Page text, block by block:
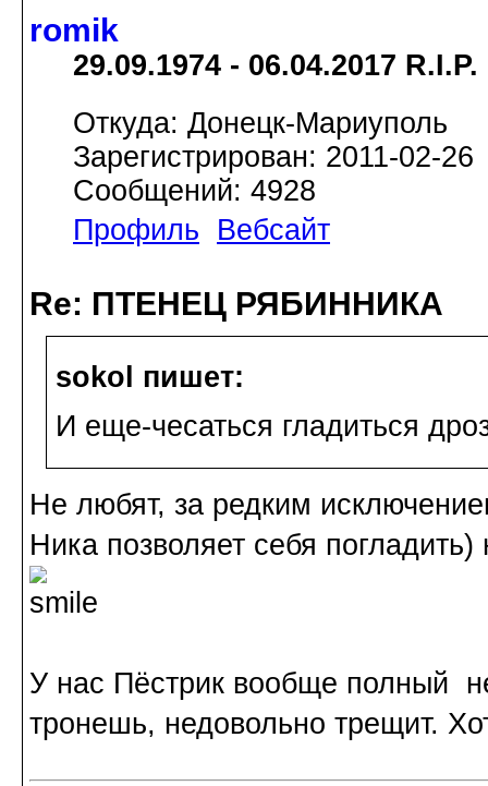
romik
29.09.1974 - 06.04.2017 R.I.P.
Откуда: Донецк-Мариуполь
Зарегистрирован: 2011-02-26
Сообщений: 4928
Профиль
Вебсайт
Re: ПТЕНЕЦ РЯБИННИКА
sokol пишет:
И еще-чесаться гладиться
Не любят, за редким
Ника позволяет себя
У нас Пёстрик вообще полный
тронешь, недовольно трещит.